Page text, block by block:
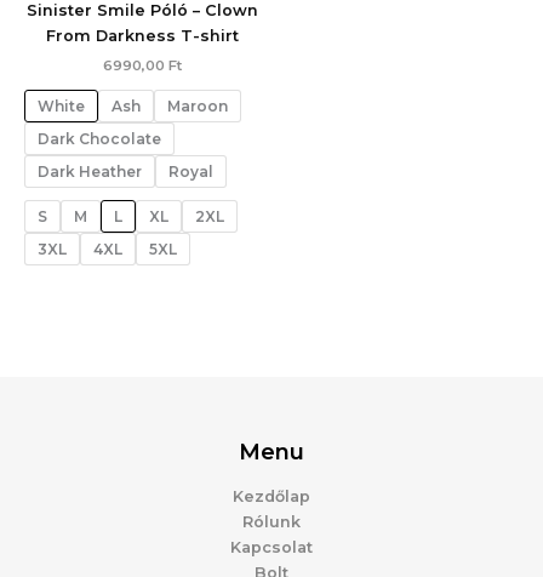
Sinister Smile Póló – Clown
From Darkness T-shirt
6990,00 Ft
White Ash
Maroon
Dark Chocolate
Dark Heather
Royal
S M L XL
2XL
3XL
4XL 5XL
Menu
Kezdőlap
Rólunk
Kapcsolat
Bolt